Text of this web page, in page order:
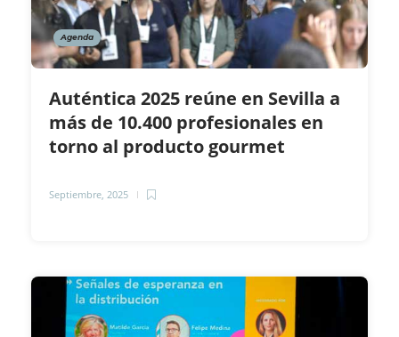
Agenda
Auténtica 2025 reúne en Sevilla a
más de 10.400 profesionales en
torno al producto gourmet
Septiembre, 2025